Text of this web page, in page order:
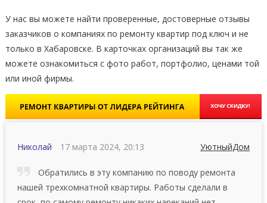
У нас вы можете найти проверенные, достоверные отзывы
заказчиков о компаниях по ремонту квартир под ключ и не
только в Хабаровске. В карточках организаций вы так же
можете ознакомиться с фото работ, портфолио, ценами той
или иной фирмы.
Николай 17 марта 2024, 20:13 УютныйДом
Обратились в эту компанию по поводу ремонта
нашей трехкомнатной квартиры. Работы сделали в